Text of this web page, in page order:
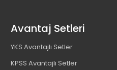
Avantaj Setleri
YKS Avantajlı Setler
KPSS Avantajlı Setler